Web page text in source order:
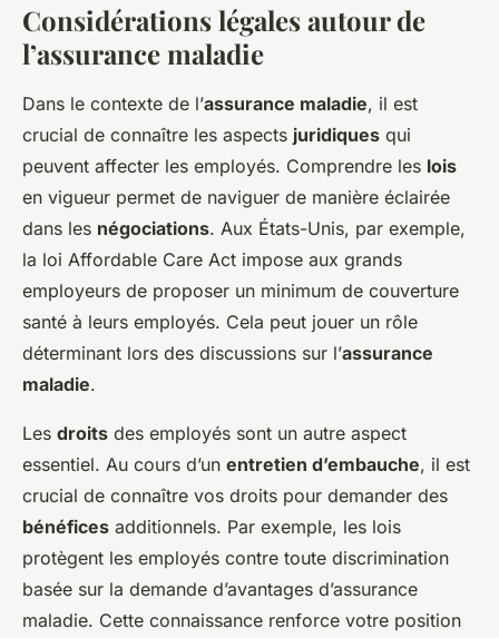
Considérations légales autour de
l’assurance maladie
Dans le contexte de l’assurance maladie, il est
crucial de connaître les aspects juridiques qui
peuvent affecter les employés. Comprendre les lois
en vigueur permet de naviguer de manière éclairée
dans les négociations. Aux États-Unis, par exemple,
la loi Affordable Care Act impose aux grands
employeurs de proposer un minimum de couverture
santé à leurs employés. Cela peut jouer un rôle
déterminant lors des discussions sur l’assurance
maladie.
Les droits des employés sont un autre aspect
essentiel. Au cours d’un entretien d’embauche, il est
crucial de connaître vos droits pour demander des
bénéfices additionnels. Par exemple, les lois
protègent les employés contre toute discrimination
basée sur la demande d’avantages d’assurance
maladie. Cette connaissance renforce votre position